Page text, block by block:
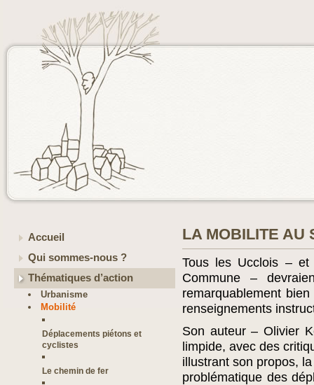
Accueil
Qui sommes-nous ?
Thématiques d’action
Urbanisme
Mobilité
Déplacements piétons et
cyclistes
Le chemin de fer
LA MOBILITE AU
Tous les Ucclois –
Commune –
remarquablement
renseignements
Son auteur – Olivier
limpide, avec des
illustrant son propos, la
problématique des